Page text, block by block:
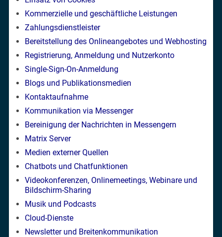
Kommerzielle und geschäftliche Leistungen
Zahlungsdienstleister
Bereitstellung des Onlineangebotes und Webhosting
Registrierung, Anmeldung und Nutzerkonto
Single-Sign-On-Anmeldung
Blogs und Publikationsmedien
Kontaktaufnahme
Kommunikation via Messenger
Bereinigung der Nachrichten in Messengern
Matrix Server
Medien externer Quellen
Chatbots und Chatfunktionen
Videokonferenzen, Onlinemeetings, Webinare und
Bildschirm-Sharing
Musik und Podcasts
Cloud-Dienste
Newsletter und Breitenkommunikation